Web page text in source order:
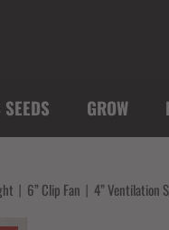
GROW
丨6” Clip Fan丨4” Ventilation